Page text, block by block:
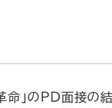
命」のＰＤ面接の